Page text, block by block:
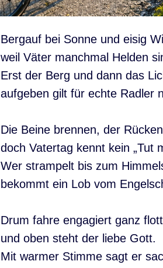
Bergauf bei Sonne und eisig
weil Väter manchmal Helden
Erst der Berg und dann das
aufgeben gilt für echte Radler
Die Beine brennen, der
doch Vatertag kennt kein „Tut
Wer strampelt bis zum
bekommt ein Lob vom
Drum fahre engagiert ganz
und oben steht der liebe Gott.
Mit warmer Stimme sagt er